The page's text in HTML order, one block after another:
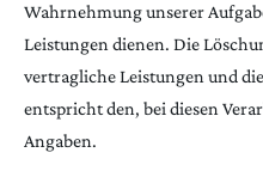
Wahrnehmung unserer
Leistungen dienen. Die
vertragliche Leistungen und
entspricht den, bei diesen
Angaben.